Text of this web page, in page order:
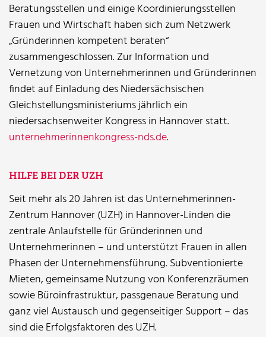
Beratungsstellen und einige Koordinierungsstellen
Frauen und Wirtschaft haben sich zum Netzwerk
„Gründerinnen kompetent beraten“
zusammengeschlossen. Zur Information und
Vernetzung von Unternehmerinnen und Gründerinnen
findet auf Einladung des Niedersächsischen
Gleichstellungsministeriums jährlich ein
niedersachsenweiter Kongress in Hannover statt.
unternehmerinnenkongress-nds.de.
HILFE BEI DER UZH
Seit mehr als 20 Jahren ist das Unternehmerinnen-
Zentrum Hannover (UZH) in Hannover-Linden die
zentrale Anlaufstelle für Gründerinnen und
Unternehmerinnen – und unterstützt Frauen in allen
Phasen der Unternehmensführung. Subventionierte
Mieten, gemeinsame Nutzung von Konferenzräumen
sowie Büroinfrastruktur, passgenaue Beratung und
ganz viel Austausch und gegenseitiger Support – das
sind die Erfolgsfaktoren des UZH.